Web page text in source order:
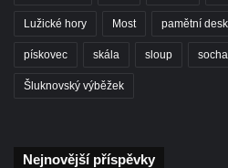
Lužické hory Most pamětní
pískovec skála sloup socha
Šluknovský výběžek
Nejnovější příspěvky